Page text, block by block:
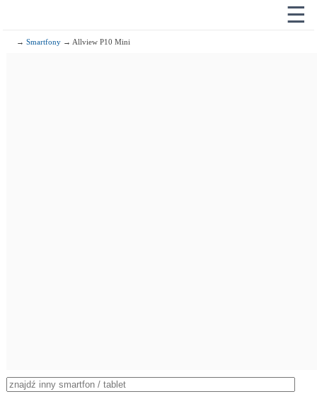
☰
→Smartfony → Allview P10 Mini